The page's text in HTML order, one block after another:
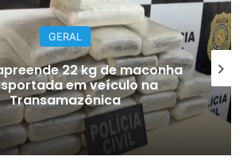
GERAL
22 kg de maconha
em veículo na
Transamazônica